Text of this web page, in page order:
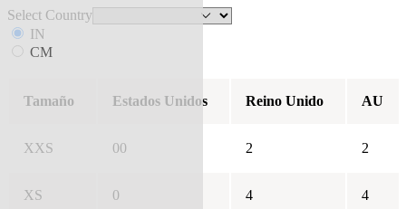
Select Country
IN
CM
Tamaño Estados Unidos Reino Unido AU
XXS 00 2 2
XS 0 4 4